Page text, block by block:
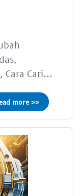
Cara Cari...
more >>